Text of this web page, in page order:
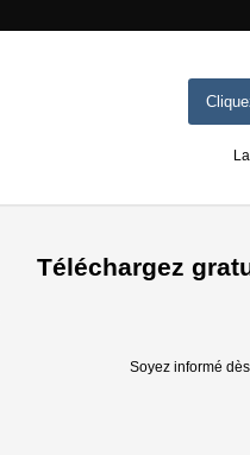
Téléchargez
Soyez informé